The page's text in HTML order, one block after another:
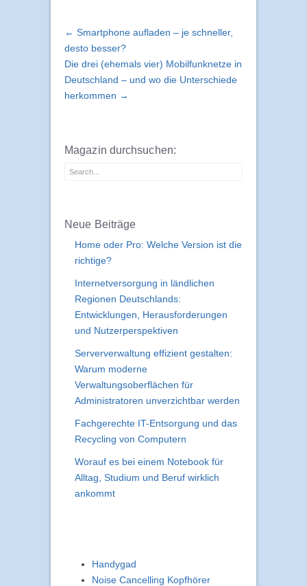
← Smartphone aufladen – je schneller,
desto besser?
Die drei (ehemals vier) Mobilfunknetze in
Deutschland – und wo die Unterschiede
herkommen →
Magazin durchsuchen:
Neue Beiträge
Home oder Pro: Welche Version ist die
richtige?
Internetversorgung in ländlichen
Regionen Deutschlands:
Entwicklungen, Herausforderungen
und Nutzerperspektiven
Serververwaltung effizient gestalten:
Warum moderne
Verwaltungsoberflächen für
Administratoren unverzichtbar werden
Fachgerechte IT-Entsorgung und das
Recycling von Computern
Worauf es bei einem Notebook für
Alltag, Studium und Beruf wirklich
ankommt
Handygad
Noise Cancelling Kopfhörer